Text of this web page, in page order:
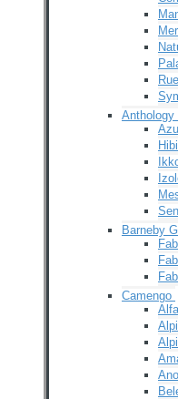
Anthology
Barneby
Camengo